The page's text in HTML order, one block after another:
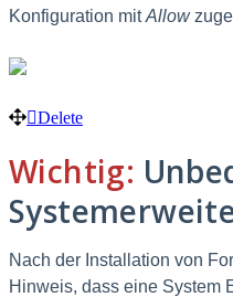
Konfiguration mitAllow
Delete
Wichtig:
Nach der Installation von
Hinweis, dass eine System